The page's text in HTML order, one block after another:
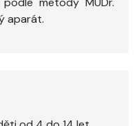
aparát.